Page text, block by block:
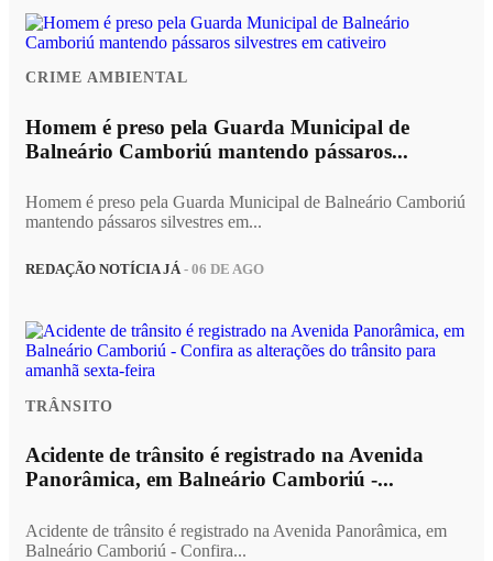
CRIME AMBIENTAL
Homem é preso pela Guarda Municipal de
Balneário Camboriú mantendo pássaros...
Homem é preso pela Guarda Municipal de Balneário Camboriú
mantendo pássaros silvestres em...
REDAÇÃO NOTÍCIA JÁ- 06 DE AGO
TRÂNSITO
Acidente de trânsito é registrado na Avenida
Panorâmica, em Balneário Camboriú -...
Acidente de trânsito é registrado na Avenida Panorâmica, em
Balneário Camboriú - Confira...